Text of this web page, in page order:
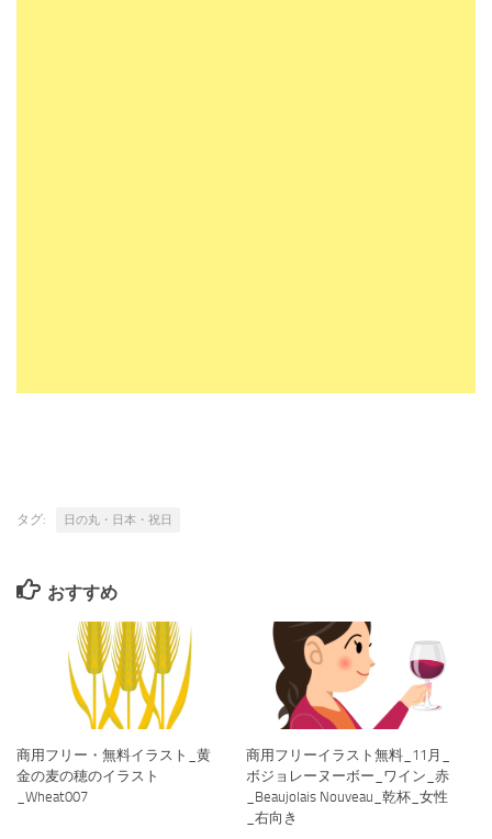
タグ: 日の丸・日本・祝日
おすすめ
商用フリー・無料イラスト_黄
金の麦の穂のイラスト
_Wheat007
商用フリーイラスト無料_11月_
ボジョレーヌーボー_ワイン_赤
_Beaujolais Nouveau_乾杯_女性
_右向き